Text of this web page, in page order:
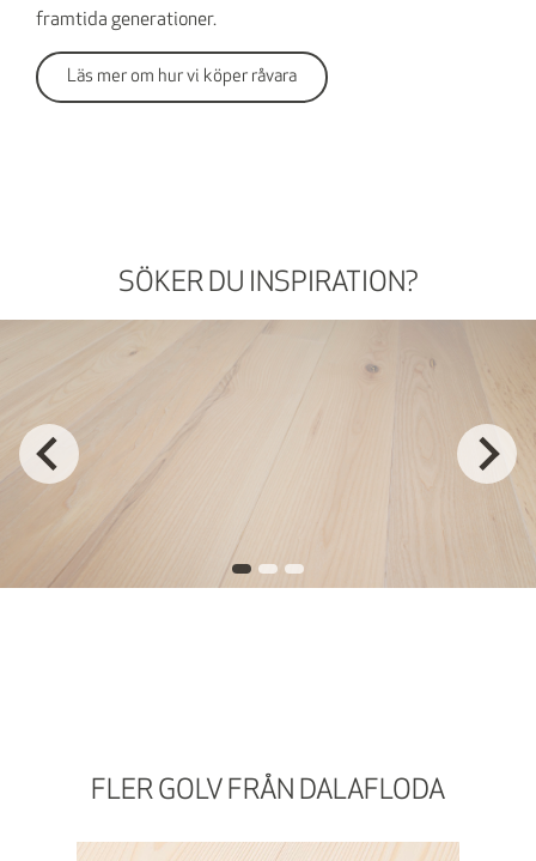
framtida generationer.
Läs mer om hur vi köper råvara
SÖKER DU INSPIRATION?
FLER GOLV FRÅN DALAFLODA